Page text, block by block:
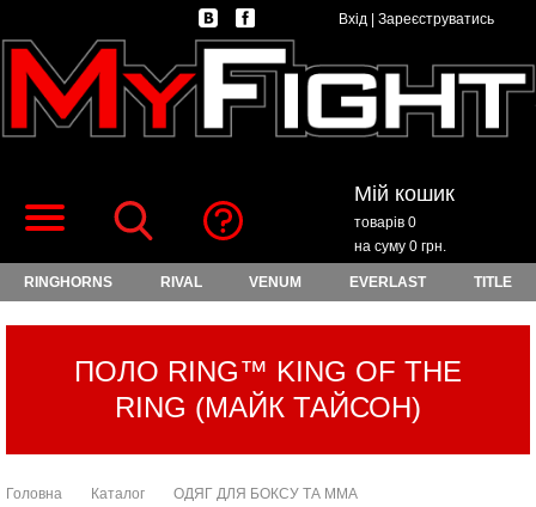
Вхід Зареєструватись
Мій кошик
товарів 0
на суму 0 грн.
RINGHORNS RIVAL VENUM EVERLAST TITLE
ПОЛО RING™ KING OF THE
RING (МАЙК ТАЙСОН)
Головна Каталог
ОДЯГ ДЛЯ БОКСУ ТА ММА